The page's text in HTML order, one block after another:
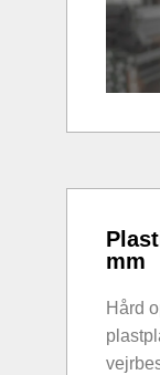
mm
Hård